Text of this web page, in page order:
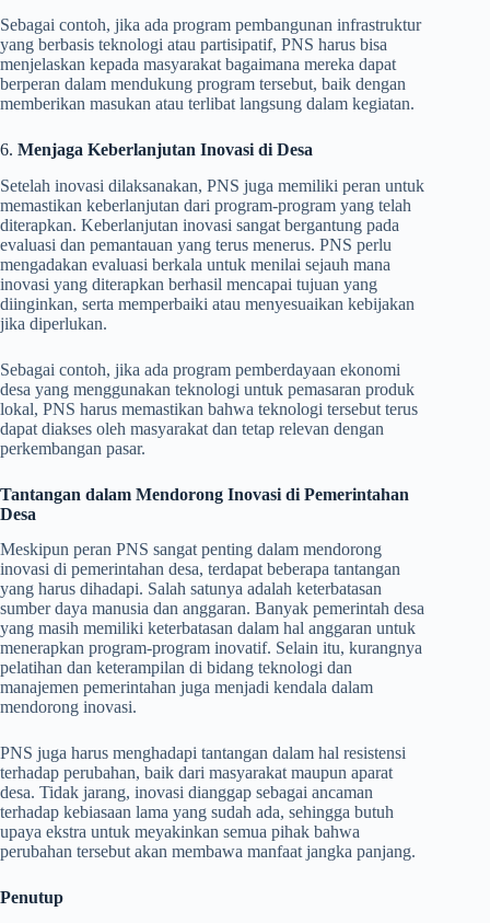
Sebagai contoh, jika ada program pembangunan infrastruktur
yang berbasis teknologi atau partisipatif, PNS harus bisa
menjelaskan kepada masyarakat bagaimana mereka dapat
berperan dalam mendukung program tersebut, baik dengan
memberikan masukan atau terlibat langsung dalam kegiatan.
6. Menjaga Keberlanjutan Inovasi di Desa
Setelah inovasi dilaksanakan, PNS juga memiliki peran untuk
memastikan keberlanjutan dari program-program yang telah
diterapkan. Keberlanjutan inovasi sangat bergantung pada
evaluasi dan pemantauan yang terus menerus. PNS perlu
mengadakan evaluasi berkala untuk menilai sejauh mana
inovasi yang diterapkan berhasil mencapai tujuan yang
diinginkan, serta memperbaiki atau menyesuaikan kebijakan
jika diperlukan.
Sebagai contoh, jika ada program pemberdayaan ekonomi
desa yang menggunakan teknologi untuk pemasaran produk
lokal, PNS harus memastikan bahwa teknologi tersebut terus
dapat diakses oleh masyarakat dan tetap relevan dengan
perkembangan pasar.
Tantangan dalam Mendorong Inovasi di Pemerintahan
Desa
Meskipun peran PNS sangat penting dalam mendorong
inovasi di pemerintahan desa, terdapat beberapa tantangan
yang harus dihadapi. Salah satunya adalah keterbatasan
sumber daya manusia dan anggaran. Banyak pemerintah desa
yang masih memiliki keterbatasan dalam hal anggaran untuk
menerapkan program-program inovatif. Selain itu, kurangnya
pelatihan dan keterampilan di bidang teknologi dan
manajemen pemerintahan juga menjadi kendala dalam
mendorong inovasi.
PNS juga harus menghadapi tantangan dalam hal resistensi
terhadap perubahan, baik dari masyarakat maupun aparat
desa. Tidak jarang, inovasi dianggap sebagai ancaman
terhadap kebiasaan lama yang sudah ada, sehingga butuh
upaya ekstra untuk meyakinkan semua pihak bahwa
perubahan tersebut akan membawa manfaat jangka panjang.
Penutup